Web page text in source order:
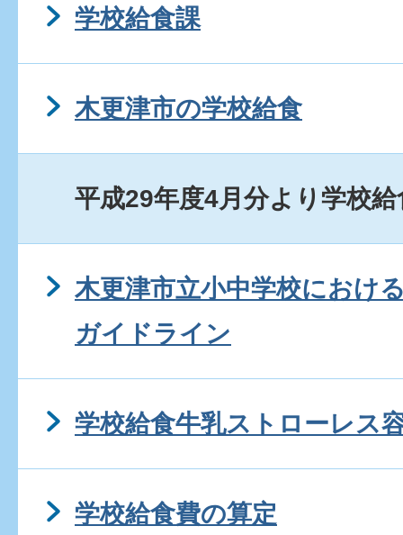
学校給食課
木更津市の学校給食
平成29年度4月分より学校
木更津市立小中学校におけ
ガイドライン
学校給食牛乳ストローレス
学校給食費の算定